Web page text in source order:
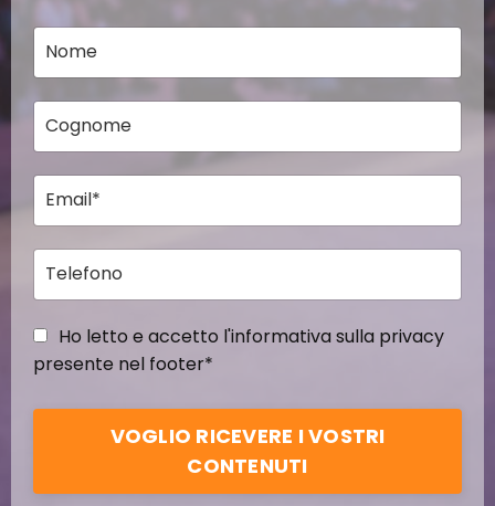
Ho letto e accetto l'informativa sulla privacy
presente nel footer*
VOGLIO RICEVERE I VOSTRI
CONTENUTI